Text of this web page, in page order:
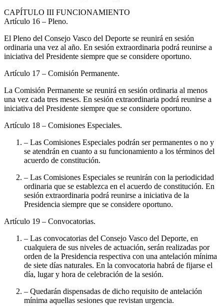
CAPÍTULO III FUNCIONAMIENTO
Artículo 16 – Pleno.
El Pleno del Consejo Vasco del Deporte se reunirá en sesión
ordinaria una vez al año. En sesión extraordinaria podrá reunirse a
iniciativa del Presidente siempre que se considere oportuno.
Artículo 17 – Comisión Permanente.
La Comisión Permanente se reunirá en sesión ordinaria al menos
una vez cada tres meses. En sesión extraordinaria podrá reunirse a
iniciativa del Presidente siempre que se considere oportuno.
Artículo 18 – Comisiones Especiales.
– Las Comisiones Especiales podrán ser permanentes o no y
se atendrán en cuanto a su funcionamiento a los términos del
acuerdo de constitución.
– Las Comisiones Especiales se reunirán con la periodicidad
ordinaria que se establezca en el acuerdo de constitución. En
sesión extraordinaria podrá reunirse a iniciativa de la
Presidencia siempre que se considere oportuno.
Artículo 19 – Convocatorias.
– Las convocatorias del Consejo Vasco del Deporte, en
cualquiera de sus niveles de actuación, serán realizadas por
orden de la Presidencia respectiva con una antelación mínima
de siete días naturales. En la convocatoria habrá de fijarse el
día, lugar y hora de celebración de la sesión.
– Quedarán dispensadas de dicho requisito de antelación
mínima aquellas sesiones que revistan urgencia.